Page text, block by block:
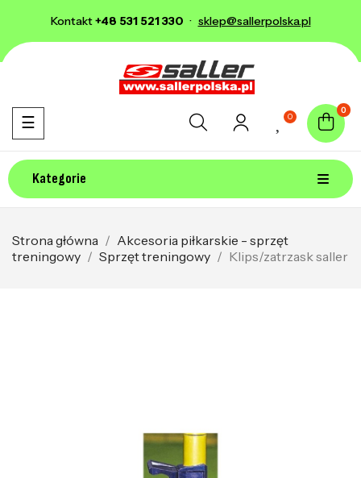
Kontakt+48 531 521 330 · sklep@sallerpolska.pl
0
0
Kategorie
Toggle navigation
☰
Strona główna
Akcesoria piłkarskie - sprzęt
treningowy
Sprzęt treningowy Klips/zatrzask saller